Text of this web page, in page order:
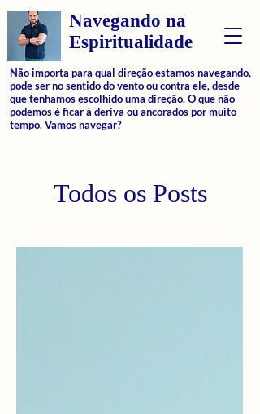
Navegando na
Espiritualidade
Não importa para qual direção estamos navegando,
pode ser no sentido do vento ou contra ele, desde
que tenhamos escolhido uma direção. O que não
podemos é ficar à deriva ou ancorados por muito
tempo. Vamos navegar?
Todos os Posts